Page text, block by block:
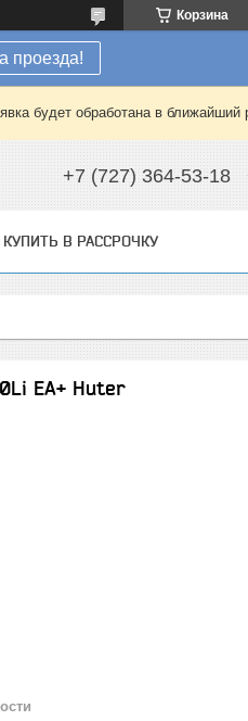
Корзина
проезда!
будет обработана в ближайший
+7 (727) 364-53-18
КУПИТЬ В РАССРОЧКУ
EA+ Huter